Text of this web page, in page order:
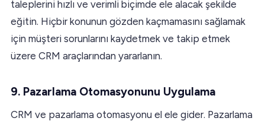
taleplerini hızlı ve verimli biçimde ele alacak şekilde
eğitin. Hiçbir konunun gözden kaçmamasını sağlamak
için müşteri sorunlarını kaydetmek ve takip etmek
üzere CRM araçlarından yararlanın.
9. Pazarlama Otomasyonunu Uygulama
CRM ve pazarlama otomasyonu el ele gider. Pazarlama